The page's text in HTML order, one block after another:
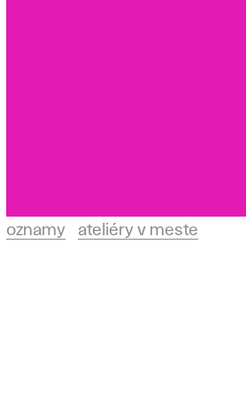
oznamy ateliéry v meste